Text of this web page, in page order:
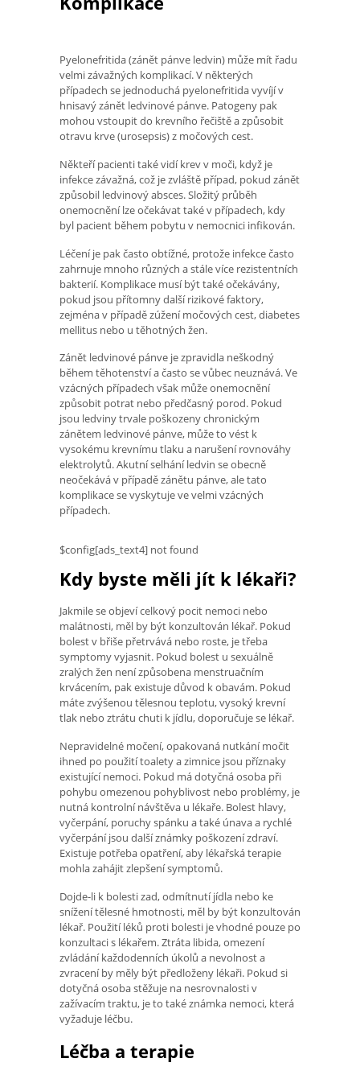
Pyelonefritida (zánět pánve ledvin) může mít řadu
velmi závažných komplikací. V některých
případech se jednoduchá pyelonefritida vyvíjí v
hnisavý zánět ledvinové pánve. Patogeny pak
mohou vstoupit do krevního řečiště a způsobit
otravu krve (urosepsis) z močových cest.
Někteří pacienti také vidí krev v moči, když je
infekce závažná, což je zvláště případ, pokud zánět
způsobil ledvinový absces. Složitý průběh
onemocnění lze očekávat také v případech, kdy
byl pacient během pobytu v nemocnici infikován.
Léčení je pak často obtížné, protože infekce často
zahrnuje mnoho různých a stále více rezistentních
bakterií. Komplikace musí být také očekávány,
pokud jsou přítomny další rizikové faktory,
zejména v případě zúžení močových cest, diabetes
mellitus nebo u těhotných žen.
Zánět ledvinové pánve je zpravidla neškodný
během těhotenství a často se vůbec neuznává. Ve
vzácných případech však může onemocnění
způsobit potrat nebo předčasný porod. Pokud
jsou ledviny trvale poškozeny chronickým
zánětem ledvinové pánve, může to vést k
vysokému krevnímu tlaku a narušení rovnováhy
elektrolytů. Akutní selhání ledvin se obecně
neočekává v případě zánětu pánve, ale tato
komplikace se vyskytuje ve velmi vzácných
případech.
$config[ads_text4] not found
Kdy byste měli jít k lékaři?
Jakmile se objeví celkový pocit nemoci nebo
malátnosti, měl by být konzultován lékař. Pokud
bolest v břiše přetrvává nebo roste, je třeba
symptomy vyjasnit. Pokud bolest u sexuálně
zralých žen není způsobena menstruačním
krvácením, pak existuje důvod k obavám. Pokud
máte zvýšenou tělesnou teplotu, vysoký krevní
tlak nebo ztrátu chuti k jídlu, doporučuje se lékař.
Nepravidelné močení, opakovaná nutkání močit
ihned po použití toalety a zimnice jsou příznaky
existující nemoci. Pokud má dotyčná osoba při
pohybu omezenou pohyblivost nebo problémy, je
nutná kontrolní návštěva u lékaře. Bolest hlavy,
vyčerpání, poruchy spánku a také únava a rychlé
vyčerpání jsou další známky poškození zdraví.
Existuje potřeba opatření, aby lékařská terapie
mohla zahájit zlepšení symptomů.
Dojde-li k bolesti zad, odmítnutí jídla nebo ke
snížení tělesné hmotnosti, měl by být konzultován
lékař. Použití léků proti bolesti je vhodné pouze po
konzultaci s lékařem. Ztráta libida, omezení
zvládání každodenních úkolů a nevolnost a
zvracení by měly být předloženy lékaři. Pokud si
dotyčná osoba stěžuje na nesrovnalosti v
zažívacím traktu, je to také známka nemoci, která
vyžaduje léčbu.
Léčba a terapie